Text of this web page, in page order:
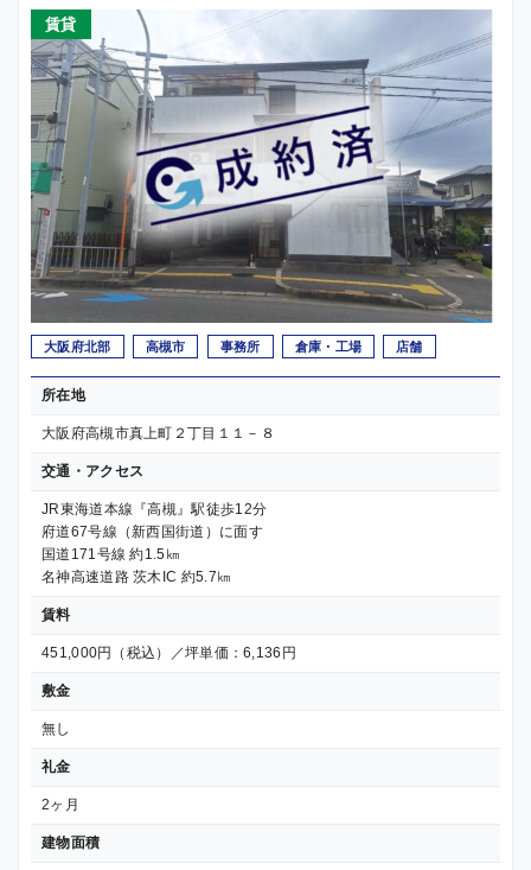
賃貸
大阪府北部 高槻市 事務所 倉庫・工場 店舗
所在地
大阪府高槻市真上町２丁目１１－８
交通・アクセス
JR東海道本線『高槻』駅徒歩12分
府道67号線（新西国街道）に面す
国道171号線 約1.5㎞
名神高速道路 茨木IC 約5.7㎞
賃料
451,000円（税込）／坪単価：6,136円
敷金
無し
礼金
2ヶ月
建物面積